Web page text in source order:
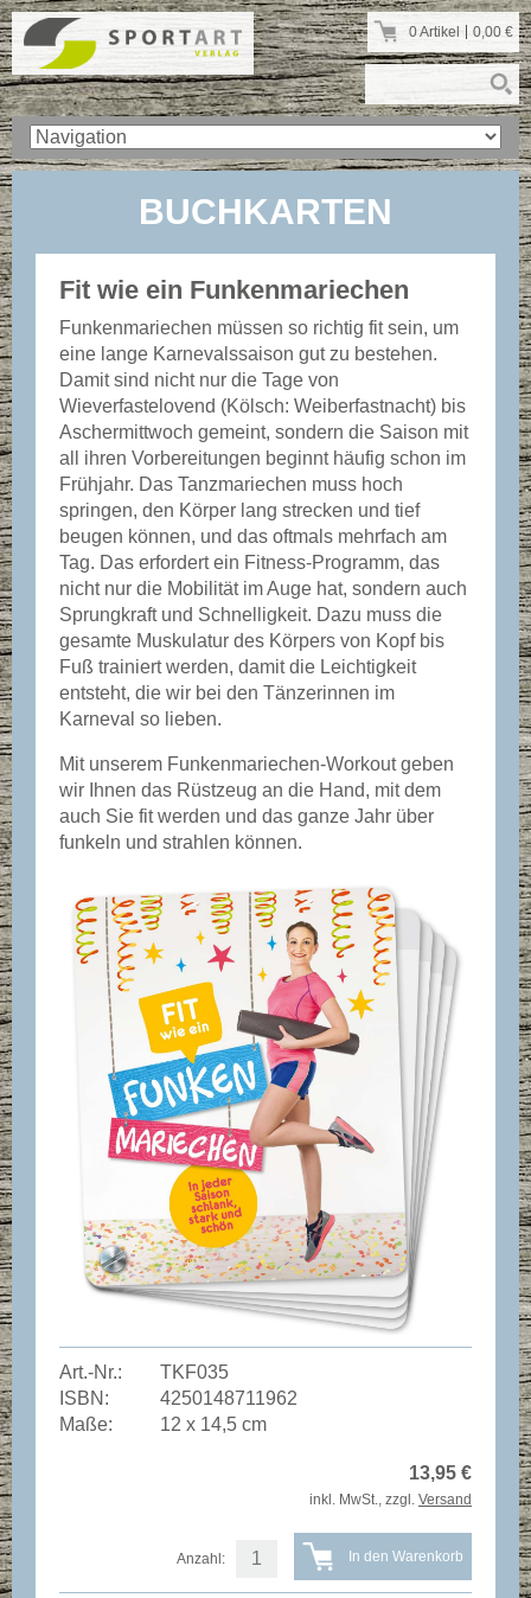
0 Artikel 0,00 €
BUCHKARTEN
Fit wie ein Funkenmariechen
Funkenmariechen müssen so richtig fit sein, um
eine lange Karnevalssaison gut zu bestehen.
Damit sind nicht nur die Tage von
Wieverfastelovend (Kölsch: Weiberfastnacht) bis
Aschermittwoch gemeint, sondern die Saison mit
all ihren Vorbereitungen beginnt häufig schon im
Frühjahr. Das Tanzmariechen muss hoch
springen, den Körper lang strecken und tief
beugen können, und das oftmals mehrfach am
Tag. Das erfordert ein Fitness-Programm, das
nicht nur die Mobilität im Auge hat, sondern auch
Sprungkraft und Schnelligkeit. Dazu muss die
gesamte Muskulatur des Körpers von Kopf bis
Fuß trainiert werden, damit die Leichtigkeit
entsteht, die wir bei den Tänzerinnen im
Karneval so lieben.
Mit unserem Funkenmariechen-Workout geben
wir Ihnen das Rüstzeug an die Hand, mit dem
auch Sie fit werden und das ganze Jahr über
funkeln und strahlen können.
Art.-Nr.:
TKF035
ISBN:
4250148711962
Maße:
12 x 14,5 cm
13,95 €
inkl. MwSt., zzgl. Versand
Anzahl: